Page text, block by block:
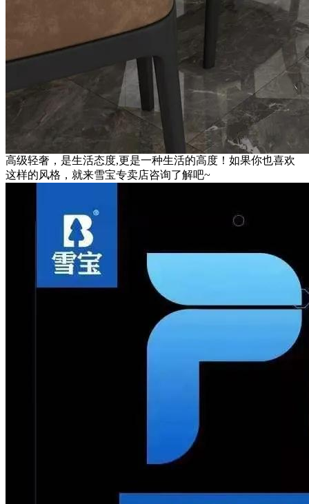
高级轻奢，是生活态度,更是一种生活的高度！如果你也喜欢
这样的风格，就来雪宝专卖店咨询了解吧~